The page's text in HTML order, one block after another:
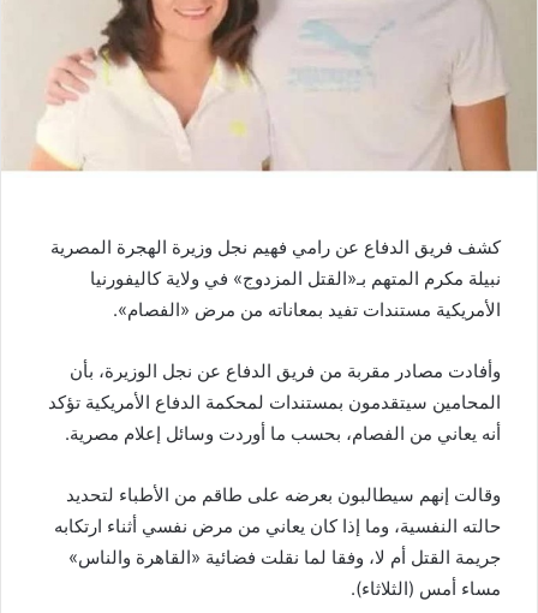
كشف فريق الدفاع عن رامي فهيم نجل وزيرة الهجرة المصرية
نبيلة مكرم المتهم بـ«القتل المزدوج» في ولاية كاليفورنيا
الأمريكية مستندات تفيد بمعاناته من مرض «الفصام».
وأفادت مصادر مقربة من فريق الدفاع عن نجل الوزيرة، بأن
المحامين سيتقدمون بمستندات لمحكمة الدفاع الأمريكية تؤكد
أنه يعاني من الفصام، بحسب ما أوردت وسائل إعلام مصرية.
وقالت إنهم سيطالبون بعرضه على طاقم من الأطباء لتحديد
حالته النفسية، وما إذا كان يعاني من مرض نفسي أثناء ارتكابه
جريمة القتل أم لا، وفقا لما نقلت فضائية «القاهرة والناس»
مساء أمس (الثلاثاء).